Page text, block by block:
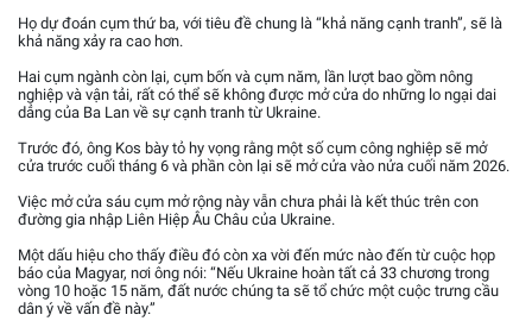
Họ dự đoán cụm thứ ba, với tiêu đề chung là “khả năng cạnh tranh”, sẽ là
khả năng xảy ra cao hơn.
Hai cụm ngành còn lại, cụm bốn và cụm năm, lần lượt bao gồm nông
nghiệp và vận tải, rất có thể sẽ không được mở cửa do những lo ngại dai
dẳng của Ba Lan về sự cạnh tranh từ Ukraine.
Trước đó, ông Kos bày tỏ hy vọng rằng một số cụm công nghiệp sẽ mở
cửa trước cuối tháng 6 và phần còn lại sẽ mở cửa vào nửa cuối năm 2026.
Việc mở cửa sáu cụm mở rộng này vẫn chưa phải là kết thúc trên con
đường gia nhập Liên Hiệp Âu Châu của Ukraine.
Một dấu hiệu cho thấy điều đó còn xa vời đến mức nào đến từ cuộc họp
báo của Magyar, nơi ông nói: “Nếu Ukraine hoàn tất cả 33 chương trong
vòng 10 hoặc 15 năm, đất nước chúng ta sẽ tổ chức một cuộc trưng cầu
dân ý về vấn đề này.”